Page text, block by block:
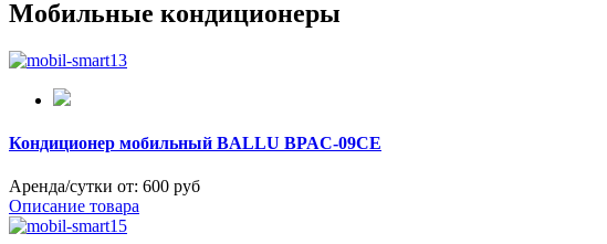
Мобильные кондиционеры
Кондиционер мобильный BALLU BPAC-09CE
Аренда/сутки от: 600 руб
Описание товара